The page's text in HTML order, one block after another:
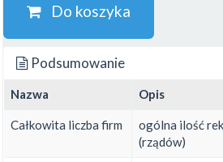
Do koszyka
Podsumowanie
Nazwa Opis
Całkowita liczba firm
ogólna ilość
(rządów)